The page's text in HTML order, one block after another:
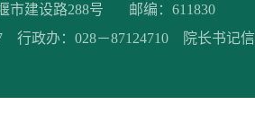
市建设路288号 邮编：611830
行政办：028－87124710 院长书记信